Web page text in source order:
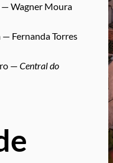
Wagner Moura
Fernanda Torres
— Central do